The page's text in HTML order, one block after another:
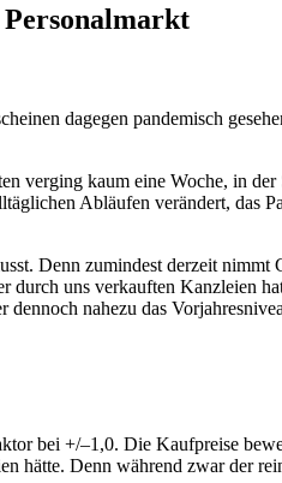
dagegen pandemisch
verging kaum eine Woche, in
Abläufen verändert, das
Denn zumindest derzeit
durch uns verkauften Kanzleien
nahezu das
bei +/–1,0. Die Kaufpreise
hätte. Denn während zwar der